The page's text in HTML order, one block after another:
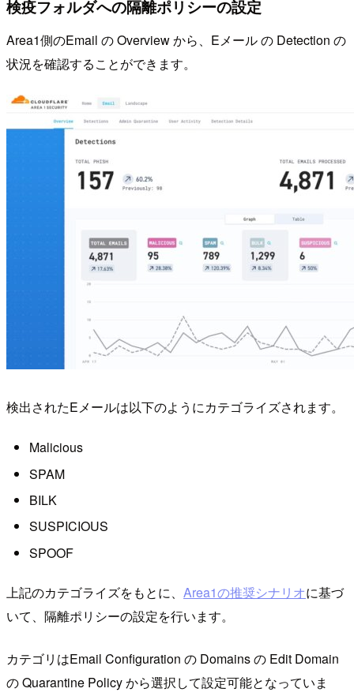
検疫フォルダへの隔離ポリシーの設定
Area1側のEmail の Overview から、Eメール の Detection の
状況を確認することができます。
検出されたEメールは以下のようにカテゴライズされます。
Malicious
SPAM
BILK
SUSPICIOUS
SPOOF
上記のカテゴライズをもとに、 Area1の推奨シナリオに基づ
いて、隔離ポリシーの設定を行います。
カテゴリはEmail Configuration の Domains の Edit Domain
の Quarantine Policy から選択して設定可能となっていま